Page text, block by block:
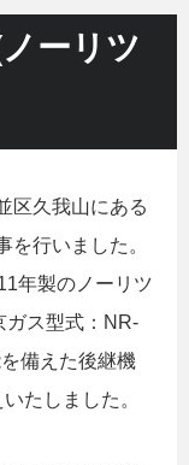
ーリツ
区久我山にある
行いました。
年製のノーリツ
ガス型式：NR-
備えた後継機
たしました。